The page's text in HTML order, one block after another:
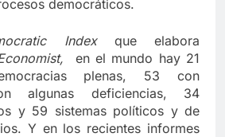
democráticos.
Index que elabora
en el mundo hay 21
plenas, 53 con
algunas deficiencias, 34
y 59 sistemas políticos y de
Y en los recientes informes